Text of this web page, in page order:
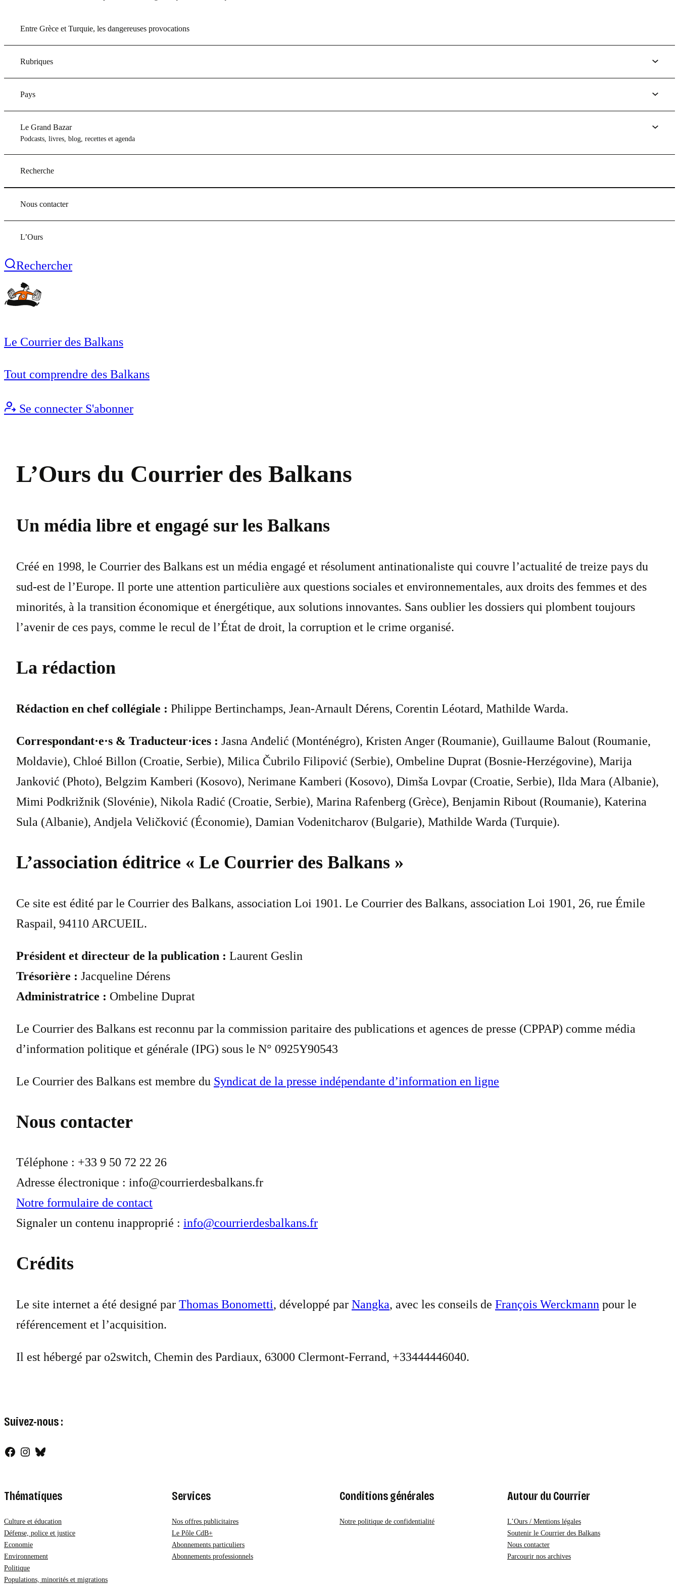
Entre Grèce et Turquie, les dangereuses provocations
Rubriques
Pays
Le Grand Bazar
Podcasts, livres, blog, recettes et agenda
Recherche
Nous contacter
L’Ours
Rechercher
Le Courrier des Balkans
Tout comprendre des Balkans
Se connecter S'abonner
L’Ours du Courrier des Balkans
Un média libre et engagé sur les Balkans
Créé en 1998, le Courrier des Balkans est un média engagé et résolument antinationaliste qui couvre l’actualité de treize pays du
sud-est de l’Europe. Il porte une attention particulière aux questions sociales et environnementales, aux droits des femmes et des
minorités, à la transition économique et énergétique, aux solutions innovantes. Sans oublier les dossiers qui plombent toujours
l’avenir de ces pays, comme le recul de l’État de droit, la corruption et le crime organisé.
La rédaction
Rédaction en chef collégiale : Philippe Bertinchamps, Jean-Arnault Dérens, Corentin Léotard, Mathilde Warda.
Correspondant·e·s & Traducteur·ices : Jasna Anđelić (Monténégro), Kristen Anger (Roumanie), Guillaume Balout (Roumanie,
Moldavie), Chloé Billon (Croatie, Serbie), Milica Čubrilo Filipović (Serbie), Ombeline Duprat (Bosnie-Herzégovine), Marija
Janković (Photo), Belgzim Kamberi (Kosovo), Nerimane Kamberi (Kosovo), Dimša Lovpar (Croatie, Serbie), Ilda Mara (Albanie),
Mimi Podkrižnik (Slovénie), Nikola Radić (Croatie, Serbie), Marina Rafenberg (Grèce), Benjamin Ribout (Roumanie), Katerina
Sula (Albanie), Andjela Veličković (Économie), Damian Vodenitcharov (Bulgarie), Mathilde Warda (Turquie).
L’association éditrice « Le Courrier des Balkans »
Ce site est édité par le Courrier des Balkans, association Loi 1901. Le Courrier des Balkans, association Loi 1901, 26, rue Émile
Raspail, 94110 ARCUEIL.
Président et directeur de la publication : Laurent Geslin
Trésorière : Jacqueline Dérens
Administratrice : Ombeline Duprat
Le Courrier des Balkans est reconnu par la commission paritaire des publications et agences de presse (CPPAP) comme média
d’information politique et générale (IPG) sous le N° 0925Y90543
Le Courrier des Balkans est membre du Syndicat de la presse indépendante d’information en ligne
Nous contacter
Téléphone : +33 9 50 72 22 26
Adresse électronique : info@courrierdesbalkans.fr
Notre formulaire de contact
Signaler un contenu inapproprié : info@courrierdesbalkans.fr
Crédits
Le site internet a été designé par Thomas Bonometti, développé par Nangka, avec les conseils de François Werckmann pour le
référencement et l’acquisition.
Il est hébergé par o2switch, Chemin des Pardiaux, 63000 Clermont-Ferrand, +33444446040.
Suivez-nous :
Facebook
Instagram
Bluesky
Thématiques
Culture et éducation
Défense, police et justice
Economie
Environnement
Politique
Populations, minorités et migrations
Services
Nos offres publicitaires
Le Pôle CdB+
Abonnements particuliers
Abonnements professionnels
Conditions générales
Notre politique de confidentialité
Autour du Courrier
L’Ours / Mentions légales
Soutenir le Courrier des Balkans
Nous contacter
Parcourir nos archives